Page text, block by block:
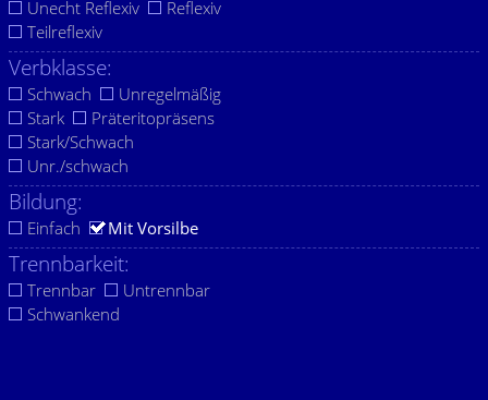
Unecht Reflexiv
Reflexiv
Teilreflexiv
Verbklasse:
Schwach
Unregelmäßig
Stark
Präteritopräsens
Stark/Schwach
Unr./schwach
Bildung:
Einfach Mit Vorsilbe
Trennbarkeit:
Trennbar
Untrennbar
Schwankend